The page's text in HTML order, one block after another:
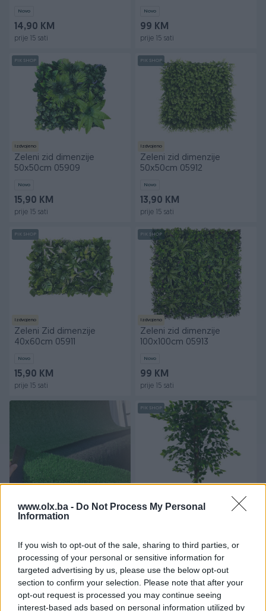
www.olx.ba - Do Not Process My Personal
Information
If you wish to opt-out of the sale, sharing to third parties, or
processing of your personal or sensitive information for
targeted advertising by us, please use the below opt-out
section to confirm your selection. Please note that after your
opt-out request is processed you may continue seeing
interest-based ads based on personal information utilized by
Novo
14,90 KM
prije 15 sati
Novo
99 KM
prije 15 sati
PIK SHOP
Izdvojeno
Zeleni zid dimenzije
50x50cm 05909
Novo
15,90 KM
prije 15 sati
PIK SHOP
Izdvojeno
Zeleni zid dimenzije
50x50cm 05912
Novo
13,90 KM
prije 15 sati
PIK SHOP
Izdvojeno
Zeleni Zid dimenzije
40x60cm 05911
Novo
15,90 KM
prije 15 sati
PIK SHOP
Izdvojeno
Zeleni zid dimenzije
100x100cm 05913
Novo
99 KM
prije 15 sati
Vjestacka umjetna trava
10mm i 20mm / vještačka
9,90 KM
prije 19 sati
PIK SHOP
Umjetno vještačko ukrasno
145 KM
prije 5 dana
PIK SHOP PIK SHOP